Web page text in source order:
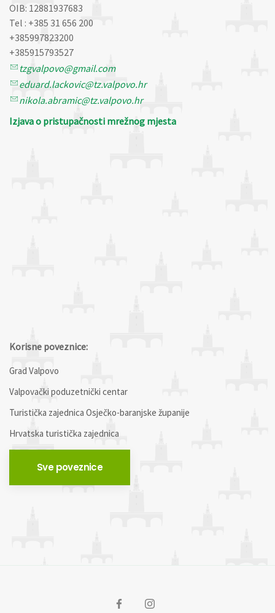
OIB: 12881937683
Tel : +385 31 656 200
+385997823200
+385915793527
tzgvalpovo@gmail.com
eduard.lackovic@tz.valpovo.hr
nikola.abramic@tz.valpovo.hr
Izjava o pristupačnosti mrežnog mjesta
Korisne poveznice:
Grad Valpovo
Valpovački poduzetnički centar
Turistička zajednica Osječko-baranjske županije
Hrvatska turistička zajednica
Sve poveznice